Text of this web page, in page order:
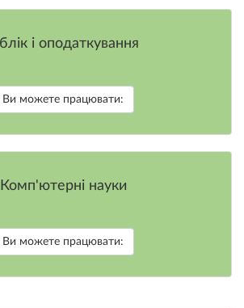
і оподаткування
Ви можете працювати:
Комп'ютерні науки
Ви можете працювати: